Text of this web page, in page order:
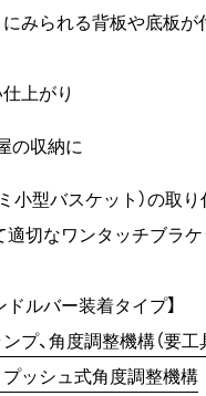
みられる背板や底板
上がり
の収納に
小型バスケット）の取
切なワンタッチブラケ
ルバー装着タイプ】
、角度調整機構（要工
ッシュ式角度調整機構